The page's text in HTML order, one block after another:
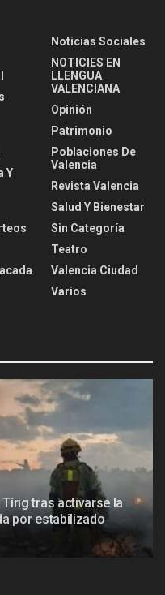
Y
Noticias Sociales
NOTICIES EN
LLENGUA
VALENCIANA
Opinión
Patrimonio
Poblaciones De
Valencia
Revista Valencia
Salud Y Bienestar
Sin Categoría
Teatro
Valencia Ciudad
Varios
tras activarse la
por estabilizado